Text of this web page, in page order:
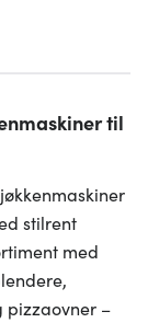
til
stilrent
med
pizzaovner –